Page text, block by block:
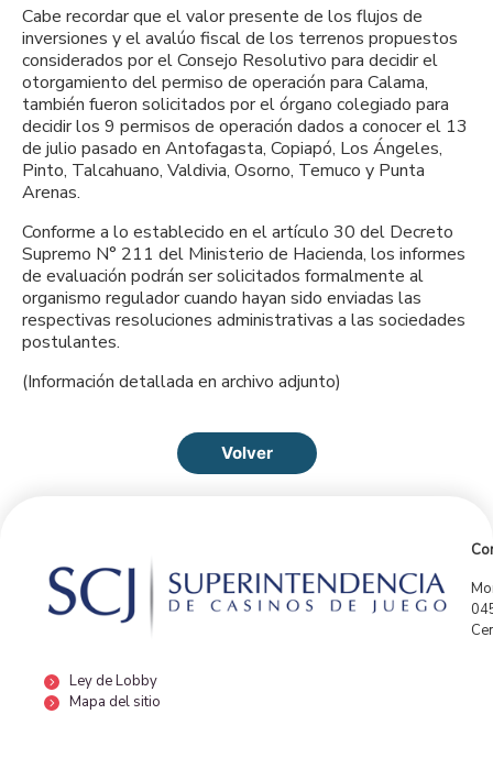
Cabe recordar que el valor presente de los flujos de
inversiones y el avalúo fiscal de los terrenos propuestos
considerados por el Consejo Resolutivo para decidir el
otorgamiento del permiso de operación para Calama,
también fueron solicitados por el órgano colegiado para
decidir los 9 permisos de operación dados a conocer el 13
de julio pasado en Antofagasta, Copiapó, Los Ángeles,
Pinto, Talcahuano, Valdivia, Osorno, Temuco y Punta
Arenas.
Conforme a lo establecido en el artículo 30 del Decreto
Supremo N° 211 del Ministerio de Hacienda, los informes
de evaluación podrán ser solicitados formalmente al
organismo regulador cuando hayan sido enviadas las
respectivas resoluciones administrativas a las sociedades
postulantes.
(Información detallada en archivo adjunto)
Volver
Ley de Lobby
Mapa del sitio